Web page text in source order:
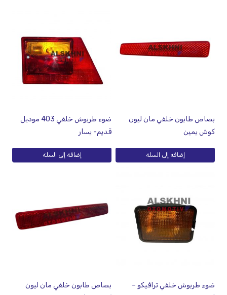
بصاص طابون خلفي مان ليون
كوش يمين
إضافة إلى السلة
ضوء طربوش خلفي 403 موديل
قديم- يسار
إضافة إلى السلة
ضوء طربوش خلفي ترافيكو –
بصاص طابون خلفي مان ليون